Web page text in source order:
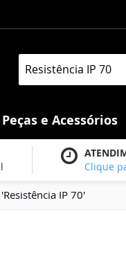
Peças e Acessórios
Clique
IP 70'